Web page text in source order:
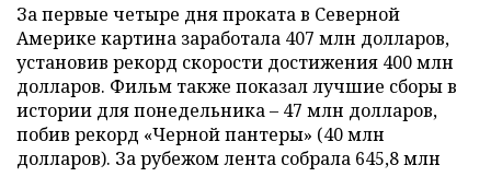
За первые четыре дня проката в Северной
Америке картина заработала 407 млн долларов,
установив рекорд скорости достижения 400 млн
долларов. Фильм также показал лучшие сборы в
истории для понедельника – 47 млн долларов,
побив рекорд «Черной пантеры» (40 млн
долларов). За рубежом лента собрала 645,8 млн